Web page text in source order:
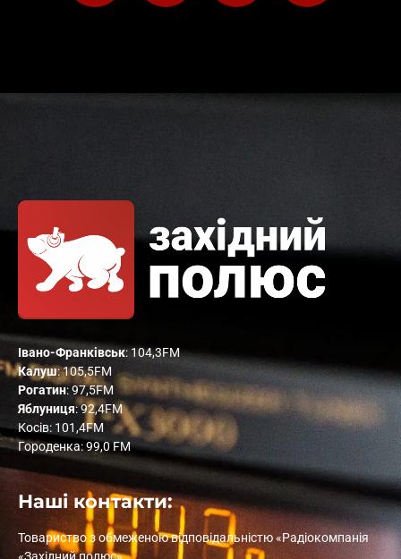
Івано-Франківськ: 104,3FM
Калуш: 105,5FM
Рогатин: 97,5FM
Яблуниця: 92,4FM
Косів: 101,4FM
Городенка: 99,0 FM
Наші контакти:
Товариство з обмеженою відповідальністю «Радіокомпанія
«Західний полюс»